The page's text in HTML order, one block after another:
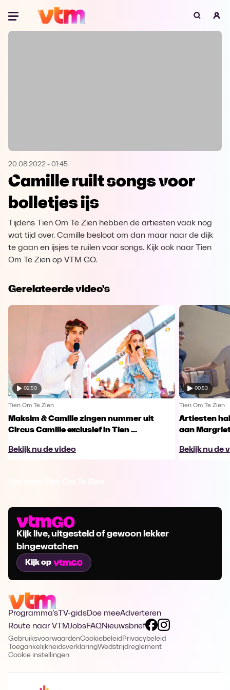
Oeps, browser niet ondersteund
Microsoft Edge Download
Opera
20.08.2022 - 01:45
Camille ruilt songs voor
bolletjes ijs
Tijdens Tien Om Te Zien hebben de artiesten vaak nog
wat tijd over. Camille besloot om dan maar naar de dijk
te gaan en ijsjes te ruilen voor songs. Kijk ook naar Tien
Om Te Zien op VTM GO.
Gerelateerde video's
02:50
Tien Om Te Zien
Maksim & Camille zingen nummer uit
Circus Camille exclusief in Tien ...
Bekijk nu de video
00:53
Tien Om Te Zien
Artiesten
aan
Bekijk nu de
Kijk live, uitgesteld of gewoon lekker
bingewatchen
Kijk op
Programma's TV-gidsDoe meeAdverteren
Route naar VTMJobsFAQNieuwsbrief
GebruiksvoorwaardenCookiebeleid Privacybeleid
ToegankelijkheidsverklaringWedstrijdreglement
Cookie instellingen